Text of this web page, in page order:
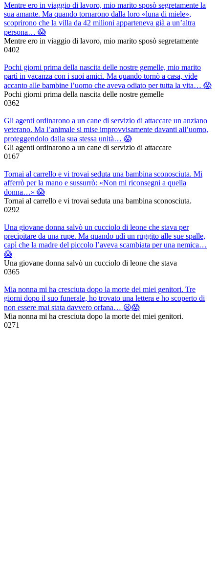
Mentre ero in viaggio di lavoro, mio marito sposò segretamente la
sua amante. Ma quando tornarono dalla loro «luna di miele»,
scoprirono che la villa da 42 milioni apparteneva già a un’altra
persona… 😱
Mentre ero in viaggio di lavoro, mio marito sposò segretamente
0402
Pochi giorni prima della nascita delle nostre gemelle, mio marito
partì in vacanza con i suoi amici. Ma quando tornò a casa, vide
accanto alle bambine l’uomo che aveva odiato per tutta la vita… 😱
Pochi giorni prima della nascita delle nostre gemelle
0362
Gli agenti ordinarono a un cane di servizio di attaccare un anziano
veterano. Ma l’animale si mise improvvisamente davanti all’uomo,
proteggendolo dalla sua stessa unità… 😱
Gli agenti ordinarono a un cane di servizio di attaccare
0167
Tornai al carrello e vi trovai seduta una bambina sconosciuta. Mi
afferrò per la mano e sussurrò: «Non mi riconsegni a quella
donna…» 😱
Tornai al carrello e vi trovai seduta una bambina sconosciuta.
0292
Una giovane donna salvò un cucciolo di leone che stava per
precipitare da una rupe. Ma quando udì un ruggito alle sue spalle,
capì che la madre del piccolo l’aveva scambiata per una nemica…
😱
Una giovane donna salvò un cucciolo di leone che stava
0365
Mia nonna mi ha cresciuta dopo la morte dei miei genitori. Tre
giorni dopo il suo funerale, ho trovato una lettera e ho scoperto di
non essere mai stata davvero orfana… 😦😱
Mia nonna mi ha cresciuta dopo la morte dei miei genitori.
0271